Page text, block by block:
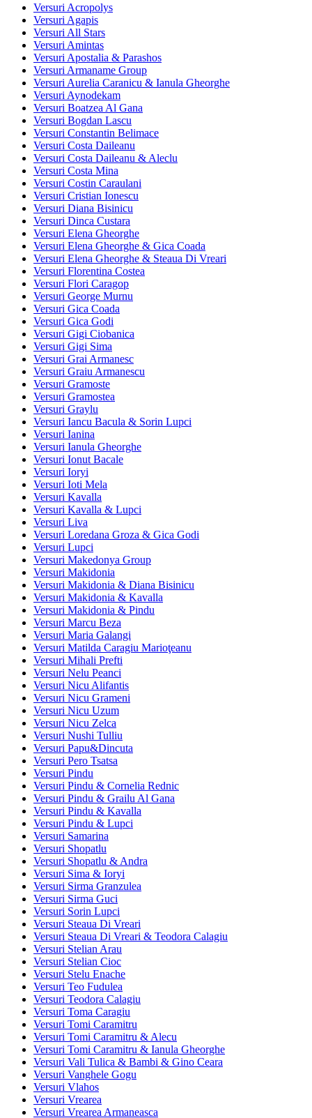
Versuri Acropolys
Versuri Agapis
Versuri All Stars
Versuri Amintas
Versuri Apostalia & Parashos
Versuri Armaname Group
Versuri Aurelia Caranicu & Ianula Gheorghe
Versuri Aynodekam
Versuri Boatzea Al Gana
Versuri Bogdan Lascu
Versuri Constantin Belimace
Versuri Costa Daileanu
Versuri Costa Daileanu & Aleclu
Versuri Costa Mina
Versuri Costin Caraulani
Versuri Cristian Ionescu
Versuri Diana Bisinicu
Versuri Dinca Custara
Versuri Elena Gheorghe
Versuri Elena Gheorghe & Gica Coada
Versuri Elena Gheorghe & Steaua Di Vreari
Versuri Florentina Costea
Versuri Flori Caragop
Versuri George Murnu
Versuri Gica Coada
Versuri Gica Godi
Versuri Gigi Ciobanica
Versuri Gigi Sima
Versuri Grai Armanesc
Versuri Graiu Armanescu
Versuri Gramoste
Versuri Gramostea
Versuri Graylu
Versuri Iancu Bacula & Sorin Lupci
Versuri Ianina
Versuri Ianula Gheorghe
Versuri Ionut Bacale
Versuri Ioryi
Versuri Ioti Mela
Versuri Kavalla
Versuri Kavalla & Lupci
Versuri Liva
Versuri Loredana Groza & Gica Godi
Versuri Lupci
Versuri Makedonya Group
Versuri Makidonia
Versuri Makidonia & Diana Bisinicu
Versuri Makidonia & Kavalla
Versuri Makidonia & Pindu
Versuri Marcu Beza
Versuri Maria Galangi
Versuri Matilda Caragiu Marioţeanu
Versuri Mihali Prefti
Versuri Nelu Peanci
Versuri Nicu Alifantis
Versuri Nicu Grameni
Versuri Nicu Uzum
Versuri Nicu Zelca
Versuri Nushi Tulliu
Versuri Papu&Dincuta
Versuri Pero Tsatsa
Versuri Pindu
Versuri Pindu & Cornelia Rednic
Versuri Pindu & Grailu Al Gana
Versuri Pindu & Kavalla
Versuri Pindu & Lupci
Versuri Samarina
Versuri Shopatlu
Versuri Shopatlu & Andra
Versuri Sima & Ioryi
Versuri Sirma Granzulea
Versuri Sirma Guci
Versuri Sorin Lupci
Versuri Steaua Di Vreari
Versuri Steaua Di Vreari & Teodora Calagiu
Versuri Stelian Arau
Versuri Stelian Cioc
Versuri Stelu Enache
Versuri Teo Fudulea
Versuri Teodora Calagiu
Versuri Toma Caragiu
Versuri Tomi Caramitru
Versuri Tomi Caramitru & Alecu
Versuri Tomi Caramitru & Ianula Gheorghe
Versuri Vali Tulica & Bambi & Gino Ceara
Versuri Vanghele Gogu
Versuri Vlahos
Versuri Vrearea
Versuri Vrearea Armaneasca